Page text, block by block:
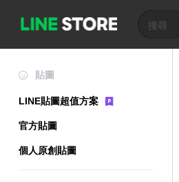
貼圖
LINE貼圖超值方案
官方貼圖
個人原創貼圖